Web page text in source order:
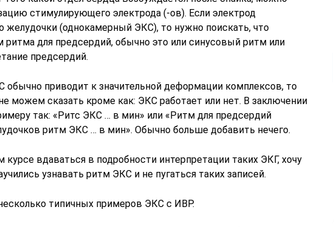
стимулирующего электрода (-ов). Если электрод
желудочки (однокамерный ЭКС), то нужно поискать, что
ритма для предсердий, обычно это или синусовый ритм или
предсердий.
обычно приводит к значительной деформации комплексов, то
можем сказать кроме как: ЭКС работает или нет. В заключении
так: «Ритс ЭКС … в мин» или «Ритм для предсердий
ритм ЭКС … в мин». Обычно больше добавить нечего.
вдаваться в подробности интерпретации таких ЭКГ, хочу
узнавать ритм ЭКС и не пугаться таких записей.
типичных примеров ЭКС с ИВР.